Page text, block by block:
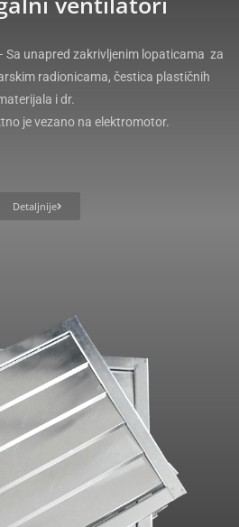
unapred zakrivljenim lopaticama za
radionicama, čestica plastičnih
i dr.
je vezano na elektromotor.
Detaljnije